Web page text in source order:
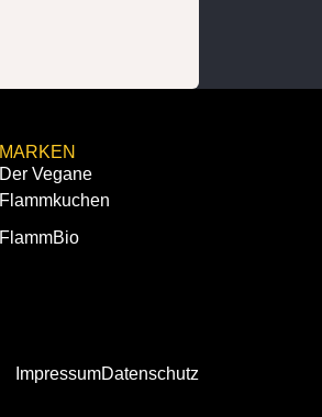
MARKEN
Der Vegane
Flammkuchen
FlammBio
ImpressumDatenschutz